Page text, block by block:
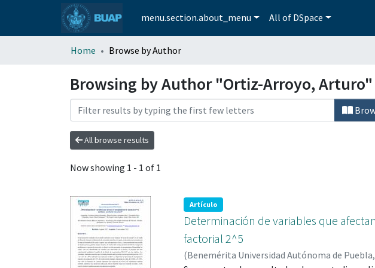
menu.section.about_menu All of DSpace
Home Browse by Author
Browsing by Author "Ortiz-Arroyo, Arturo"
All browse results
Now showing 1 - 1 of 1
Artículo
Determinación de variables que
factorial 2^5
(Benemérita Universidad Autónoma de Puebla,